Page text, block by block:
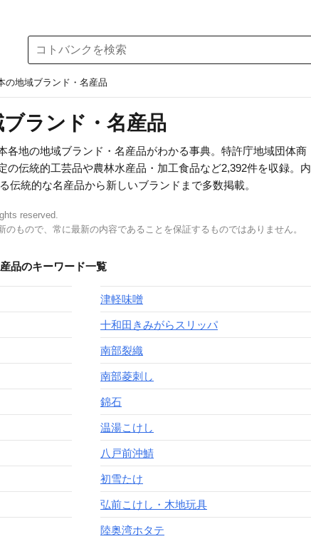
の地域ブランド・名産品
ランド・名産品
各地の地域ブランド・名産品がわかる事典。特許庁地域団体商
の伝統的工芸品や農林水産品・加工食品など2,392件を収録。内
伝統的な名産品から新しいブランドまで多数掲載。
reserved.
のもので、常に最新の内容であることを保証するものではありません。
品のキーワード一覧
津軽味噌
十和田きみがらスリッパ
南部裂織
南部菱刺し
錦石
温湯こけし
八戸前沖鯖
初雪たけ
弘前こけし・木地玩具
陸奥湾ホタテ